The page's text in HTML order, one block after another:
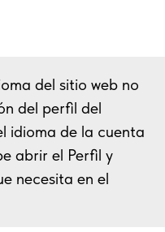
del sitio web no
del perfil del
idioma de la cuenta
abrir el Perfil y
necesita en el